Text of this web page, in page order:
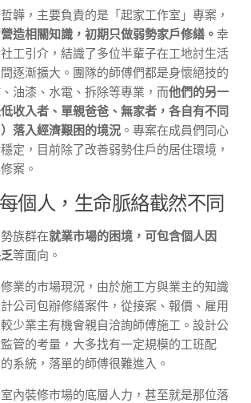
韡，主要負責的是「起家工作室」專案，
造相關知識，初期只做弱勢家戶修繕。 幸
工引介，結識了多位半輩子在工地討生活
逐漸擴大。團隊的師傅們都是身懷絕技的
油漆、水電、拆除等專業，而他們的另一
收入者、單親爸爸、無家者，各自有不同
落入經濟艱困的境況 。專案在成員們同心
定，目前除了改善弱勢住戶的居住環境，
案。
個人，生命脈絡截然不同
族群在就業市場的困境，可包含個人因
等面向。
業的市場現況，由於施工方與業主的知識
公司包辦修繕案件，從接案、報價、雇用
少業主有機會親自洽詢師傅施工。設計公
管的考量，大多找有一定規模的工班配
系統，落單的師傅很難進入。
內裝修市場的底層人力，甚至就是那位落